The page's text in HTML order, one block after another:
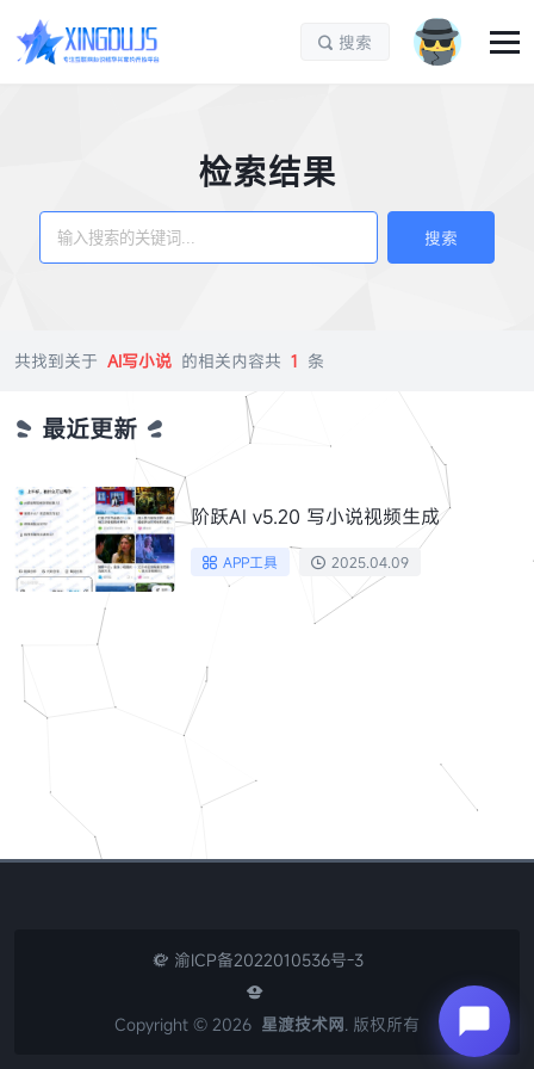
 搜索
检索结果
搜索
共找到关于 AI写小说 的相关内容共 1 条
最近更新
阶跃AI v5.20 写小说视频生成
APP工具 2025.04.09
 渝ICP备2022010536号-3

Copyright © 2026 星渡技术网. 版权所有